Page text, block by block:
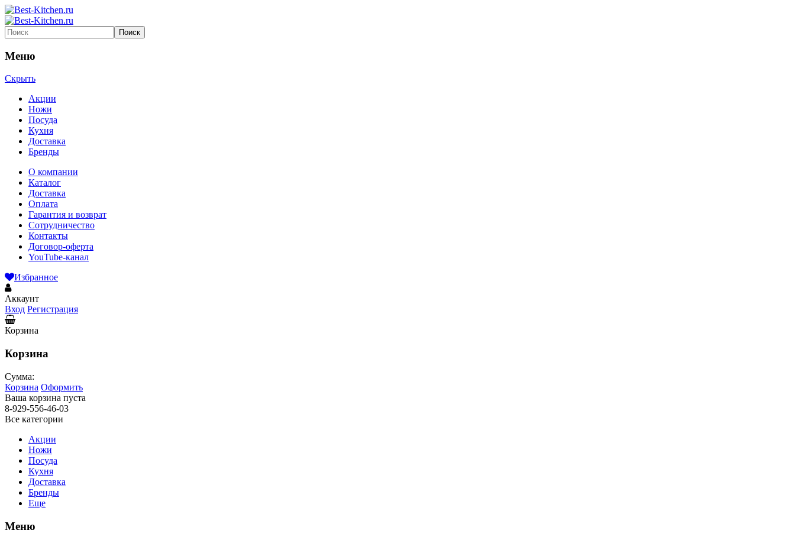
Меню
Скрыть
Акции
Ножи
Посуда
Кухня
Доставка
Бренды
О компании
Каталог
Доставка
Оплата
Гарантия и возврат
Сотрудничество
Контакты
Договор-оферта
YouTube-канал
Избранное
Аккаунт
Вход Регистрация
Корзина
Корзина
Сумма:
Корзина Оформить
Ваша корзина пуста
8-929-556-46-03
Все категории
Акции
Ножи
Посуда
Кухня
Доставка
Бренды
Еще
Меню